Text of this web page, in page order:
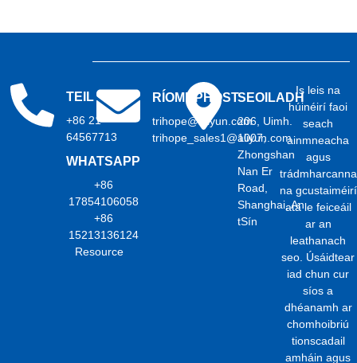
TEIL
+86 21
64567713
WHATSAPP
+86
17854106058
+86
15213136124
Resource
RÍOMHPHOST
trihope@aliyun.com
trihope_sales1@aliyun.com
SEOILADH
206, Uimh.
1007,
Zhongshan
Nan Er
Road,
Shanghai, An
tSín
Is leis na
húinéirí faoi
seach
ainmneacha
agus
trádmharcanna
na gcustaiméirí
atá le feiceáil
ar an
leathanach
seo. Úsáidtear
iad chun cur
síos a
dhéanamh ar
chomhoibriú
tionscadail
amháin agus